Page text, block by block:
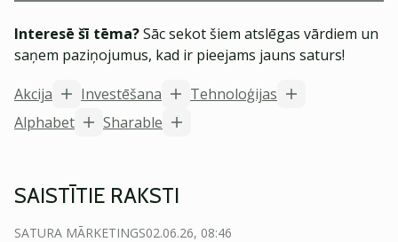
Interesē šī tēma?Sāc sekot šiem atslēgas vārdiem un
saņem paziņojumus, kad ir pieejams jauns saturs!
Akcija
Investēšana
Tehnoloģijas
Alphabet
Sharable
SAISTĪTIE RAKSTI
SATURA MĀRKETINGS02.06.26, 08:46